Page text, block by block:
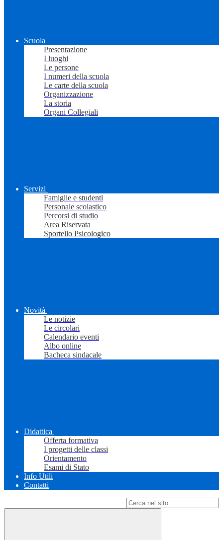
Scuola
Presentazione
I luoghi
Le persone
I numeri della scuola
Le carte della scuola
Organizzazione
La storia
Organi Collegiali
Servizi
Famiglie e studenti
Personale scolastico
Percorsi di studio
Area Riservata
Sportello Psicologico
Novità
Le notizie
Le circolari
Calendario eventi
Albo online
Bacheca sindacale
Didattica
Offerta formativa
I progetti delle classi
Orientamento
Esami di Stato
Info Utili
Contatti